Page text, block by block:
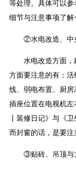
等处理。具体可以
细节与注意事项了解
②水电改造、中
水电改造方面
方面要注意的有：
线、弱电布置、厨
插座位置在电视机
丨装修日记》与《
而封窗的话，是要注
③贴砖、吊顶与